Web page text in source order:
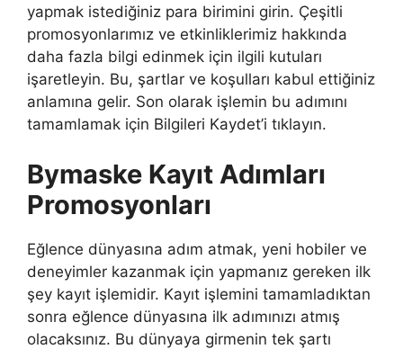
yapmak istediğiniz para birimini girin. Çeşitli
promosyonlarımız ve etkinliklerimiz hakkında
daha fazla bilgi edinmek için ilgili kutuları
işaretleyin. Bu, şartlar ve koşulları kabul ettiğiniz
anlamına gelir. Son olarak işlemin bu adımını
tamamlamak için Bilgileri Kaydet’i tıklayın.
Bymaske Kayıt Adımları
Promosyonları
Eğlence dünyasına adım atmak, yeni hobiler ve
deneyimler kazanmak için yapmanız gereken ilk
şey kayıt işlemidir. Kayıt işlemini tamamladıktan
sonra eğlence dünyasına ilk adımınızı atmış
olacaksınız. Bu dünyaya girmenin tek şartı